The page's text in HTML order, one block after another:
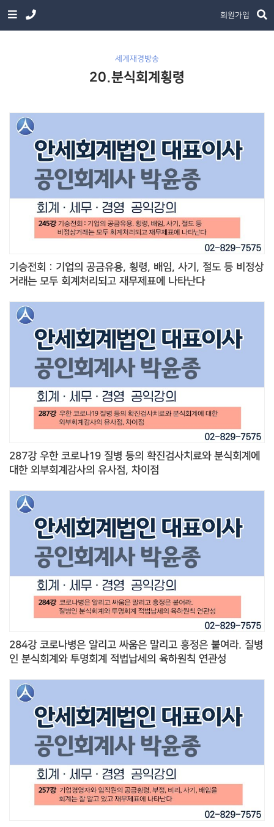
회원가입
세계재경방송
20.분식회계횡령
기승전회 : 기업의 공금유용, 횡령, 배임, 사기, 절도 등 비정상
거래는 모두 회계처리되고 재무제표에 나타난다
287강 우한 코로나19 질병 등의 확진검사치료와 분식회계에
대한 외부회계감사의 유사점, 차이점
284강 코로나병은 알리고 싸움은 말리고 흥정은 붙여라. 질병
인 분식회계와 투명회계 적법납세의 육하원칙 연관성